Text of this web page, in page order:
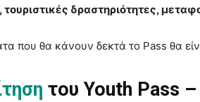
τουριστικές δραστηριότητες,
που θα κάνουν δεκτά το Pass θα
του Youth Pass